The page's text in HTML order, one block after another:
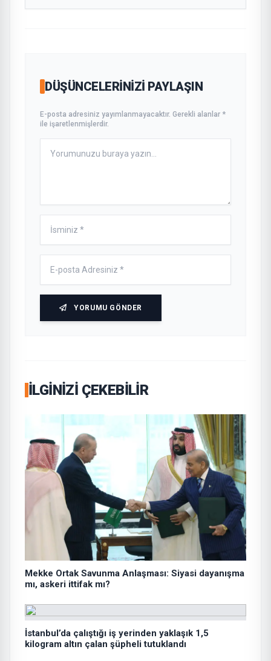
DÜŞÜNCELERINIZI PAYLAŞIN
E-posta adresiniz yayımlanmayacaktır. Gerekli alanlar *
ile işaretlenmişlerdir.
YORUMU GÖNDER
İLGINIZI ÇEKEBILIR
Mekke Ortak Savunma Anlaşması: Siyasi dayanışma
mı, askeri ittifak mı?
İstanbul’da çalıştığı iş yerinden yaklaşık 1,5
kilogram altın çalan şüpheli tutuklandı